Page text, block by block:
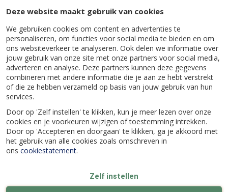
Deze website maakt gebruik van cookies
We gebruiken cookies om content en advertenties te
personaliseren, om functies voor social media te bieden en om
ons websiteverkeer te analyseren. Ook delen we informatie over
jouw gebruik van onze site met onze partners voor social media,
adverteren en analyse. Deze partners kunnen deze gegevens
combineren met andere informatie die je aan ze hebt verstrekt
of die ze hebben verzameld op basis van jouw gebruik van hun
services.
Door op 'Zelf instellen' te klikken, kun je meer lezen over onze
cookies en je voorkeuren wijzigen of toestemming intrekken.
Door op 'Accepteren en doorgaan' te klikken, ga je akkoord met
het gebruik van alle cookies zoals omschreven in
ons cookiestatement.
Zelf instellen
Kervel tot bloei komen dan kun je ook de
is 25 x 10 cm. Er zitten ca. 400 zaden per gram in
een zakje.
Zaaien buiten: maart - september
Oogsten: mei - oktober
Eénjarig
Inhoud: ca. 10 gram
Specificaties